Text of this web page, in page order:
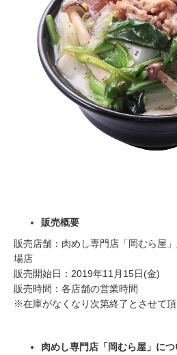
販売概要
販売店舗：肉めし専門店「岡むら屋
場店
販売開始日：2019年11月15日(金)
販売時間：各店舗の営業時間
※在庫がなくなり次第終了とさせて頂
肉めし専門店「岡むら屋」につ